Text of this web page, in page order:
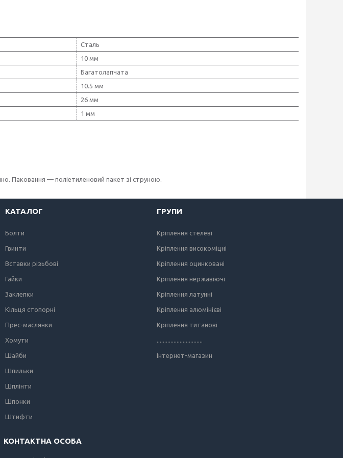
Сталь
10 мм
Багатолапчата
10.5 мм
26 мм
1 мм
Паковання — поліетиленовий пакет зі струною.
КАТАЛОГ
Болти
Гвинти
Вставки різьбові
Гайки
Заклепки
Кільця стопорні
Прес-маслянки
Хомути
Шайби
Шпильки
Шплінти
Шпонки
Штифти
ГРУПИ
Кріплення стелеві
Кріплення високоміцні
Кріплення оцинковані
Кріплення нержавіючі
Кріплення латунні
Кріплення алюмінієві
Кріплення титанові
Інтернет-магазин